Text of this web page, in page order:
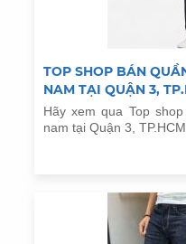
TOP SHOP BÁN
NAM TẠI QUẬN 3,
Hãy xem qua Top
nam tại Quận 3, TP.HCM